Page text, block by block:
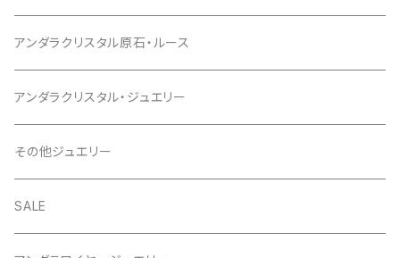
アンダラクリスタル原石・ルース
アンダラクリスタル・ジュエリー
その他ジュエリー
SALE